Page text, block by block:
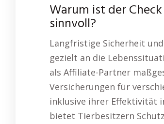
Warum ist der
sinnvoll?
Langfristige Sicherheit
gezielt an die
als Affiliate-Partner
Versicherungen für
inklusive ihrer Effektivität
bietet Tierbesitzern